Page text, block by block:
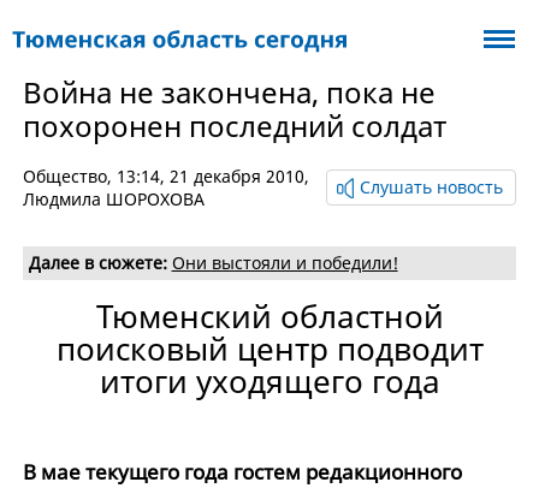
Война не закончена, пока не
похоронен последний солдат
Общество, 13:14, 21 декабря 2010,
Людмила ШОРОХОВА
Слушать новость
Далее в сюжете: Они выстояли и победили!
Тюменский областной
поисковый центр подводит
итоги уходящего года
В мае текущего года гостем редакционного